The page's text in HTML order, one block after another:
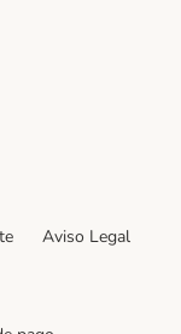
Aviso Legal